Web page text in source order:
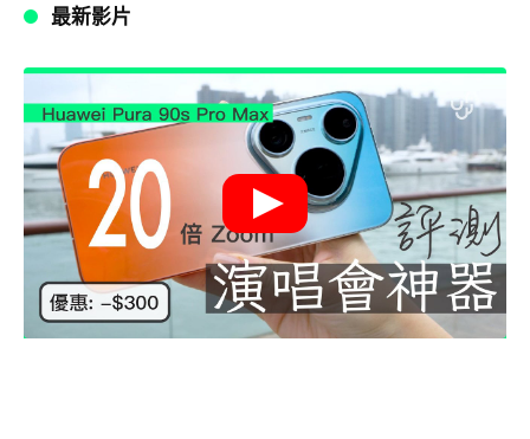
最新影片